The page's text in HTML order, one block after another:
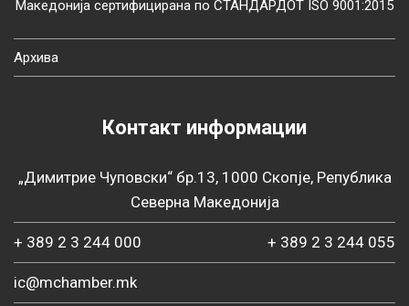
Македонија сертифицирана по СТАНДАРДОТ ISO 9001:2015
Архива
Контакт информации
„Димитрие Чуповски“ бр.13, 1000 Скопје, Република
Северна Македонија
+ 389 2 3 244 000 + 389 2 3 244 055
ic@mchamber.mk